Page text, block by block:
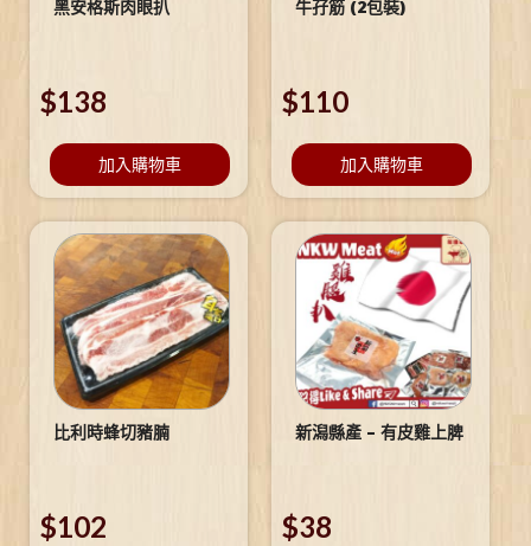
黑安格斯肉眼扒
$138
加入購物車
牛孖筋 (2包裝)
$110
加入購物車
比利時蜂切豬腩
$102
新潟縣產 – 有皮雞上脾
$38